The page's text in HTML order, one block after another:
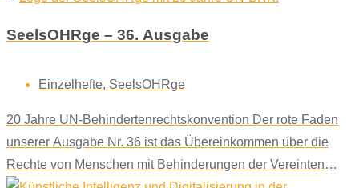
SeelsOHRge – 36. Ausgabe
Einzelhefte, SeelsOHRge
20 Jahre UN-Behindertenrechtskonvention Der rote Faden
unserer Ausgabe Nr. 36 ist das Übereinkommen über die
Rechte von Menschen mit Behinderungen der Vereinten